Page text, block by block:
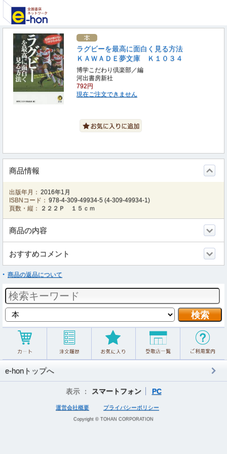
ラグビーを最高に面白く見る方法
ＫＡＷＡＤＥ夢文庫 Ｋ１０３４
博学こだわり倶楽部／編
河出書房新社
792円
現在ご注文できません
商品情報
出版年月： 2016年1月
ISBNコード： 978-4-309-49934-5 (4-309-49934-1)
頁数・縦：
２２２Ｐ １５ｃｍ
商品の内容
おすすめコメント
商品の返品について
e-honトップへ
表示 ： スマートフォン PC
運営会社概要 プライバシーポリシー
Copyright © TOHAN CORPORATION